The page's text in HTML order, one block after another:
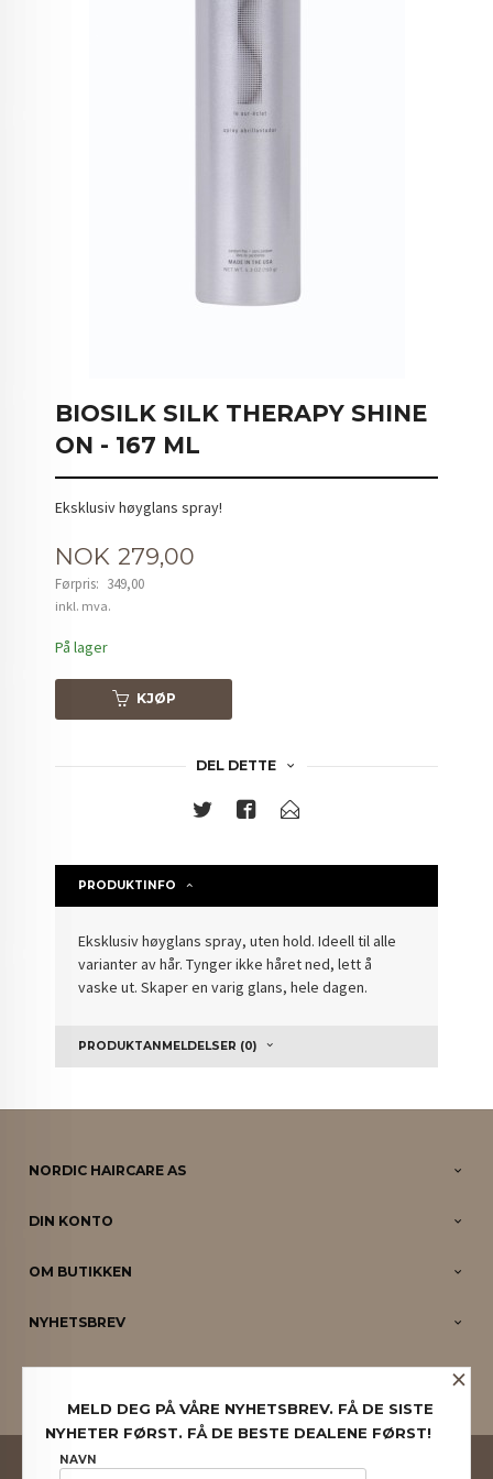
BIOSILK SILK THERAPY SHINE
ON - 167 ML
Eksklusiv høyglans spray!
Tilbud
NOK 279,00
Førpris: 349,00
Rabatt
inkl. mva.
På lager
KJØP
DEL DETTE
PRODUKTINFO
Eksklusiv høyglans spray, uten hold. Ideell til alle
varianter av hår. Tynger ikke håret ned, lett å
vaske ut. Skaper en varig glans, hele dagen.
PRODUKTANMELDELSER (0)
NORDIC HAIRCARE AS
DIN KONTO
OM BUTIKKEN
NYHETSBREV
PARTNERE
FRAKT
×
MELD DEG PÅ VÅRE NYHETSBREV. FÅ DE SISTE
NYHETER FØRST. FÅ DE BESTE DEALENE FØRST!
NAVN